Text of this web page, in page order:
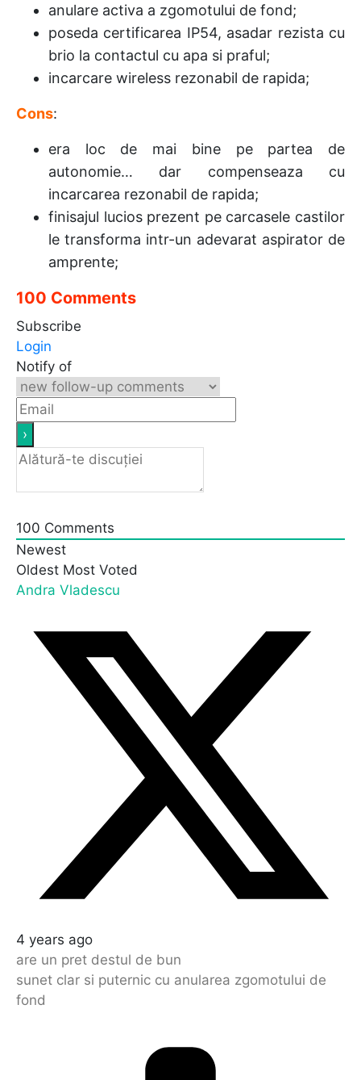
anulare activa a zgomotului de fond;
poseda certificarea IP54, asadar rezista cu
brio la contactul cu apa si praful;
incarcare wireless rezonabil de rapida;
Cons:
era loc de mai bine pe partea de
autonomie… dar compenseaza cu
incarcarea rezonabil de rapida;
finisajul lucios prezent pe carcasele castilor
le transforma intr-un adevarat aspirator de
amprente;
100 Comments
Subscribe
Login
Notify of
100 Comments
Newest
Oldest Most Voted
Andra Vladescu
4 years ago
are un pret destul de bun
sunet clar si puternic cu anularea zgomotului de
fond